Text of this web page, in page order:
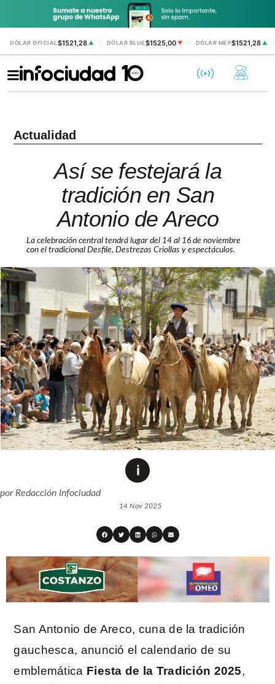
DÓLAR OFICIAL$1521,28 ▲ DÓLAR BLUE$1525,00 ▼ DÓLAR MEP$1521,28▲
Actualidad
Así se festejará la
tradición en San
Antonio de Areco
La celebración central tendrá lugar del 14 al 16 de noviembre
con el tradicional Desfile, Destrezas Criollas y espectáculos.
porRedacción Infociudad
14 Nov 2025
San Antonio de Areco, cuna de la tradición
gauchesca, anunció el calendario de su
emblemática Fiesta de la Tradición 2025,